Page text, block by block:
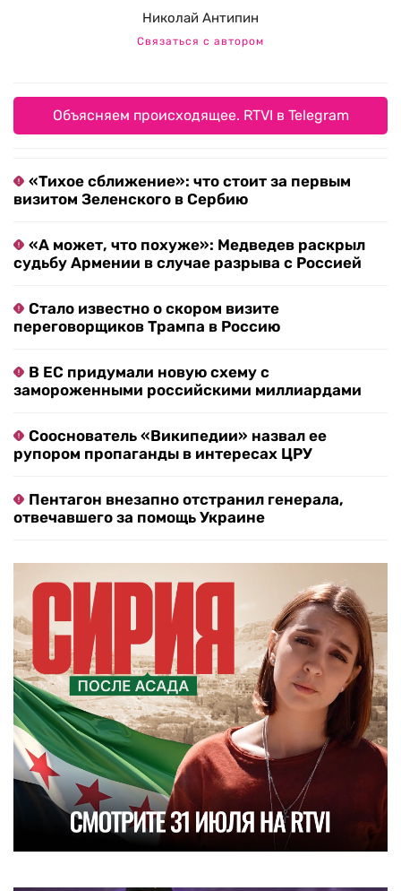
Николай Антипин
Связаться с автором
Объясняем происходящее. RTVI в Telegram
«Тихое сближение»: что стоит за первым
визитом Зеленского в Сербию
«А может, что похуже»: Медведев раскрыл
судьбу Армении в случае разрыва с Россией
Стало известно о скором визите
переговорщиков Трампа в Россию
В ЕС придумали новую схему с
замороженными российскими миллиардами
Сооснователь «Википедии» назвал ее
рупором пропаганды в интересах ЦРУ
Пентагон внезапно отстранил генерала,
отвечавшего за помощь Украине